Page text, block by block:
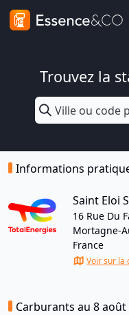
Trouvez la
Informations
Saint Eloi
16 Rue Du
Mortagne-
France
Voir sur la
Carburants au 8 août